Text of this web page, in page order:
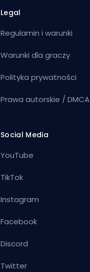
Legal
Regulamin i warunki
Warunki dla graczy
Polityka prywatności
Prawa autorskie / DMCA
Social Media
YouTube
TikTok
Instagram
Facebook
Discord
Twitter